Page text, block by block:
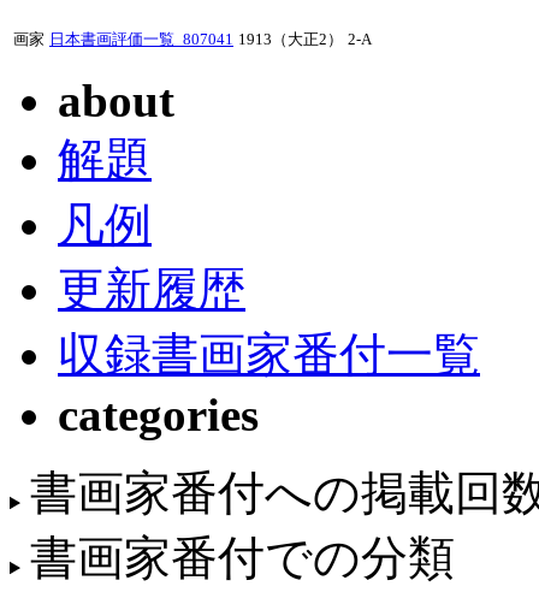
画家 日本書画評価一覧_807041 1913（大正2） 2-A
about
解題
凡例
更新履歴
収録書画家番付一覧
categories
書画家番付への掲載回
書画家番付での分類